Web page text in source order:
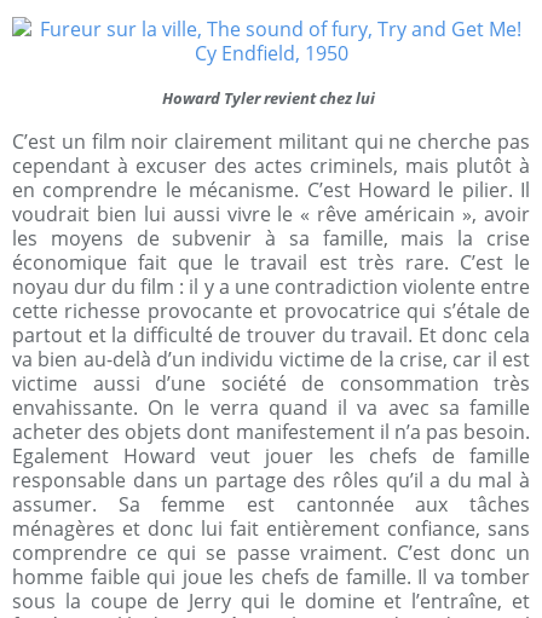
Howard Tyler revient chez lui
C’est un film noir clairement militant qui ne cherche pas
cependant à excuser des actes criminels, mais plutôt à
en comprendre le mécanisme. C’est Howard le pilier. Il
voudrait bien lui aussi vivre le « rêve américain », avoir
les moyens de subvenir à sa famille, mais la crise
économique fait que le travail est très rare. C’est le
noyau dur du film : il y a une contradiction violente entre
cette richesse provocante et provocatrice qui s’étale de
partout et la difficulté de trouver du travail. Et donc cela
va bien au-delà d’un individu victime de la crise, car il est
victime aussi d’une société de consommation très
envahissante. On le verra quand il va avec sa famille
acheter des objets dont manifestement il n’a pas besoin.
Egalement Howard veut jouer les chefs de famille
responsable dans un partage des rôles qu’il a du mal à
assumer. Sa femme est cantonnée aux tâches
ménagères et donc lui fait entièrement confiance, sans
comprendre ce qui se passe vraiment. C’est donc un
homme faible qui joue les chefs de famille. Il va tomber
sous la coupe de Jerry qui le domine et l’entraîne, et